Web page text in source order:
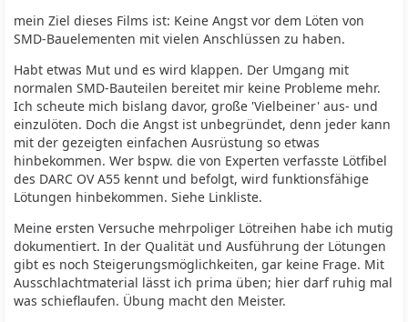
mein Ziel dieses Films ist: Keine Angst vor dem Löten von
SMD-Bauelementen mit vielen Anschlüssen zu haben.
Habt etwas Mut und es wird klappen. Der Umgang mit
normalen SMD-Bauteilen bereitet mir keine Probleme mehr.
Ich scheute mich bislang davor, große 'Vielbeiner' aus- und
einzulöten. Doch die Angst ist unbegründet, denn jeder kann
mit der gezeigten einfachen Ausrüstung so etwas
hinbekommen. Wer bspw. die von Experten verfasste Lötfibel
des DARC OV A55 kennt und befolgt, wird funktionsfähige
Lötungen hinbekommen. Siehe Linkliste.
Meine ersten Versuche mehrpoliger Lötreihen habe ich mutig
dokumentiert. In der Qualität und Ausführung der Lötungen
gibt es noch Steigerungsmöglichkeiten, gar keine Frage. Mit
Ausschlachtmaterial lässt ich prima üben; hier darf ruhig mal
was schieflaufen. Übung macht den Meister.